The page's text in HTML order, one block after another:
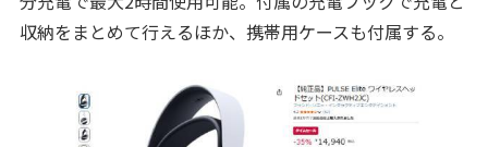
収納をまとめて行えるほか、携帯用ケースも付属する。